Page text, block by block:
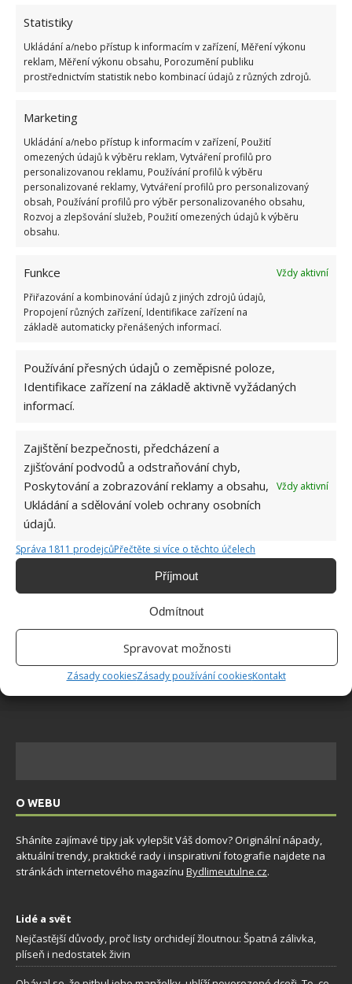
Statistiky
Ukládání a/nebo přístup k informacím v zařízení, Měření výkonu
reklam, Měření výkonu obsahu, Porozumění publiku
prostřednictvím statistik nebo kombinací údajů z různých zdrojů.
Marketing
Ukládání a/nebo přístup k informacím v zařízení, Použití
omezených údajů k výběru reklam, Vytváření profilů pro
personalizovanou reklamu, Používání profilů k výběru
personalizované reklamy, Vytváření profilů pro personalizovaný
obsah, Používání profilů pro výběr personalizovaného obsahu,
Rozvoj a zlepšování služeb, Použití omezených údajů k výběru
obsahu.
Funkce
Vždy aktivní
Přiřazování a kombinování údajů z jiných zdrojů údajů,
Propojení různých zařízení, Identifikace zařízení na
základě automaticky přenášených informací.
Používání přesných údajů o zeměpisné poloze,
Identifikace zařízení na základě aktivně vyžádaných
informací.
Zajištění bezpečnosti, předcházení a
zjišťování podvodů a odstraňování chyb,
Poskytování a zobrazování reklamy a obsahu,
Ukládání a sdělování voleb ochrany osobních
údajů.
Vždy aktivní
Správa 1811 prodejcůPřečtěte si více o těchto účelech
Příjmout
Odmítnout
Spravovat možnosti
Zásady cookiesZásady používání cookiesKontakt
Kvíz na téma pionýrské tábory za socialismu:
Kdo je zažil, bez problému získá 12 ze 12 bodů
Test znalostí o každodenní realitě za
komunismu: 10 retro otázek ukáže, kdo má
dobrý přehled
23.6.2026
ŽHAVÉ NOVINKY
způsoby, jak její měkkost promění váš úklid
7.8.2026
jen hrstka lidí
Celý život dáváte prášek a aviváž do nesprávné
7.8.2026
O WEBU
Sháníte zajímavé tipy jak vylepšit Váš domov? Originální nápady,
aktuální trendy, praktické rady i inspirativní fotografie najdete na
stránkách internetového magazínu Bydlimeutulne.cz.
Lidé a svět
Nejčastější důvody, proč listy orchidejí žloutnou: Špatná zálivka,
plíseň i nedostatek živin